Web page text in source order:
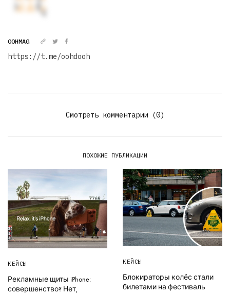
OOHMAG
https://t.me/oohdooh
Смотреть комментарии (0)
ПОХОЖИЕ ПУБЛИКАЦИИ
КЕЙСЫ
Рекламные щиты iPhone:
совершенство? Нет,
КЕЙСЫ
Блокираторы колёс стали
билетами на фестиваль